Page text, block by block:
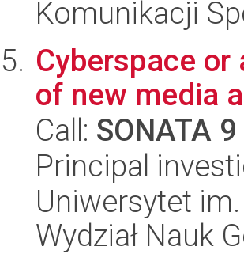
Komunikacji
Cyberspace
of new media
Call: SONATA 9
Principal
Uniwersytet
Wydział Nauk